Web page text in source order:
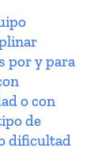
por y para
o con
de
dificultad